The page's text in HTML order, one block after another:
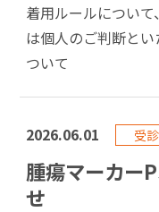
着用ルールについ
は個人のご判断と
ついて
2026.06.01 受
腫瘍マーカー
せ